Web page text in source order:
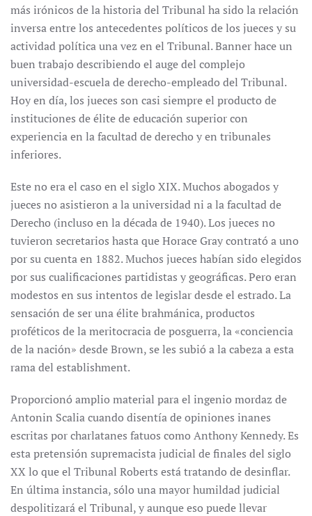
más irónicos de la historia del Tribunal ha sido la relación
inversa entre los antecedentes políticos de los jueces y su
actividad política una vez en el Tribunal. Banner hace un
buen trabajo describiendo el auge del complejo
universidad-escuela de derecho-empleado del Tribunal.
Hoy en día, los jueces son casi siempre el producto de
instituciones de élite de educación superior con
experiencia en la facultad de derecho y en tribunales
inferiores.
Este no era el caso en el siglo XIX. Muchos abogados y
jueces no asistieron a la universidad ni a la facultad de
Derecho (incluso en la década de 1940). Los jueces no
tuvieron secretarios hasta que Horace Gray contrató a uno
por su cuenta en 1882. Muchos jueces habían sido elegidos
por sus cualificaciones partidistas y geográficas. Pero eran
modestos en sus intentos de legislar desde el estrado. La
sensación de ser una élite brahmánica, productos
proféticos de la meritocracia de posguerra, la «conciencia
de la nación» desde Brown, se les subió a la cabeza a esta
rama del establishment.
Proporcionó amplio material para el ingenio mordaz de
Antonin Scalia cuando disentía de opiniones inanes
escritas por charlatanes fatuos como Anthony Kennedy. Es
esta pretensión supremacista judicial de finales del siglo
XX lo que el Tribunal Roberts está tratando de desinflar.
En última instancia, sólo una mayor humildad judicial
despolitizará el Tribunal, y aunque eso puede llevar